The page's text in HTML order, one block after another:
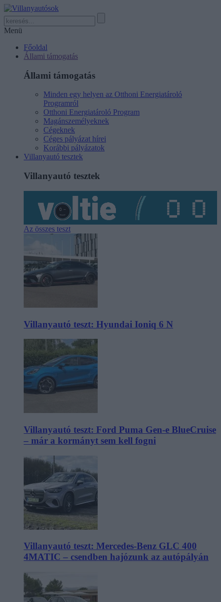
Menü
Főoldal
Állami támogatás
Állami támogatás
Minden egy helyen az Otthoni Energiatároló
Programról
Otthoni Energiatároló Program
Magánszemélyeknek
Cégeknek
Céges pályázat hírei
Korábbi pályázatok
Villanyautó tesztek
Villanyautó tesztek
Az összes teszt
Villanyautó teszt: Hyundai Ioniq 6 N
Villanyautó teszt: Ford Puma Gen-e BlueCruise
– már a kormányt sem kell fogni
Villanyautó teszt: Mercedes-Benz GLC 400
4MATIC – csendben hajózunk az autópályán